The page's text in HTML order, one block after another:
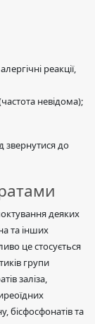
реакції,
невідома);
звернутися до
деяких
та інших
це стосується
групи
заліза,
бісфосфонатів та